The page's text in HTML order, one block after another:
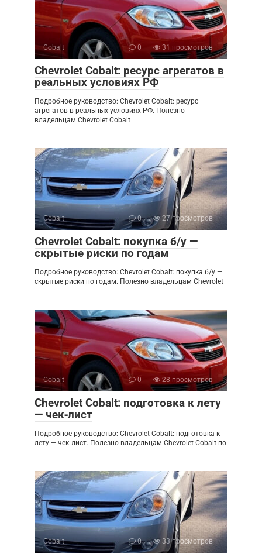
Cobalt 0 31 просмотров
Chevrolet Cobalt: ресурс агрегатов в
реальных условиях РФ
Подробное руководство: Chevrolet Cobalt: ресурс
агрегатов в реальных условиях РФ. Полезно
владельцам Chevrolet Cobalt
Cobalt 0 27 просмотров
Chevrolet Cobalt: покупка б/у —
скрытые риски по годам
Подробное руководство: Chevrolet Cobalt: покупка б/у —
скрытые риски по годам. Полезно владельцам Chevrolet
Cobalt 0 28 просмотров
Chevrolet Cobalt: подготовка к лету
— чек‑лист
Подробное руководство: Chevrolet Cobalt: подготовка к
лету — чек‑лист. Полезно владельцам Chevrolet Cobalt по
Cobalt 0 33 просмотров